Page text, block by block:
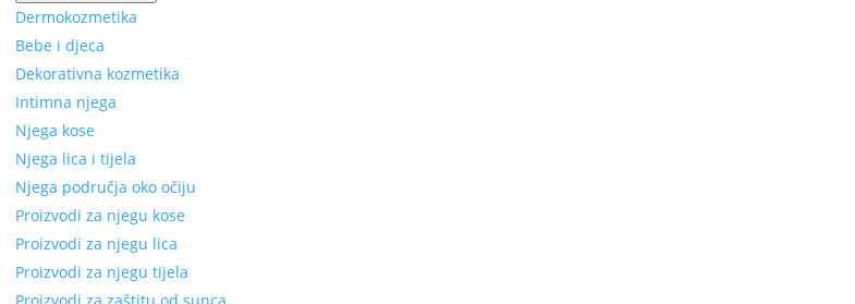
Dermokozmetika
Bebe i djeca
Dekorativna kozmetika
Intimna njega
Njega kose
Njega lica i tijela
Njega područja oko očiju
Proizvodi za njegu kose
Proizvodi za njegu lica
Proizvodi za njegu tijela